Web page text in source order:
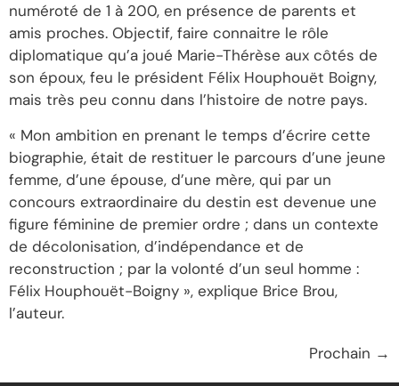
numéroté de 1 à 200, en présence de parents et
amis proches. Objectif, faire connaitre le rôle
diplomatique qu’a joué Marie-Thérèse aux côtés de
son époux, feu le président Félix Houphouët Boigny,
mais très peu connu dans l’histoire de notre pays.
« Mon ambition en prenant le temps d’écrire cette
biographie, était de restituer le parcours d’une jeune
femme, d’une épouse, d’une mère, qui par un
concours extraordinaire du destin est devenue une
figure féminine de premier ordre ; dans un contexte
de décolonisation, d’indépendance et de
reconstruction ; par la volonté d’un seul homme :
Félix Houphouët-Boigny », explique Brice Brou,
l’auteur.
Prochain →